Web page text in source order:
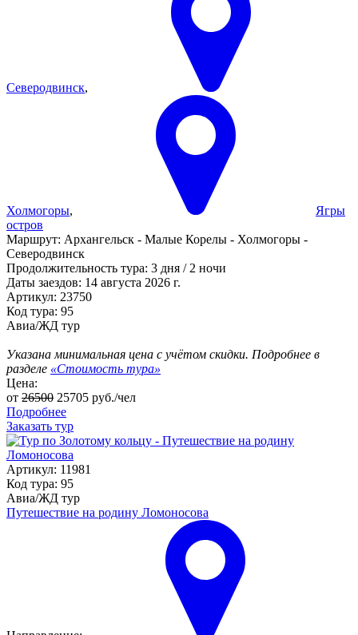
Северодвинск,
Холмогоры,
Ягры
остров
Маршрут: Архангельск - Малые Корелы - Холмогоры -
Северодвинск
Продолжительность тура: 3 дня / 2 ночи
Даты заездов: 14 августа 2026 г.
Артикул: 23750
Код тура: 95
Авиа/ЖД тур
Указана минимальная цена с учётом скидки. Подробнее в
разделе «Стоимость тура»
Цена:
от 26500 25705 руб./чел
Подробнее
Заказать тур
Артикул: 11981
Код тура: 95
Авиа/ЖД тур
Путешествие на родину Ломоносова